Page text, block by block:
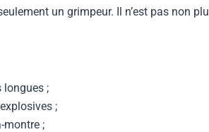
un grimpeur. Il n’est pas non
longues ;
;
montre ;